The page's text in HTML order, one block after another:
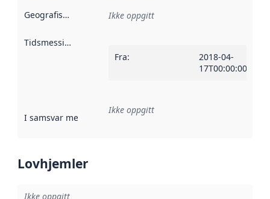
Geografisk avgrensning :
Ikke oppgitt
Tidsmessig avgrensning
Fra:
2018-04-
17T00:00:00Z
I samsvar med Referanse til en implementasjonsregel
Ikke oppgitt
Lovhjemler
Ikke oppgitt